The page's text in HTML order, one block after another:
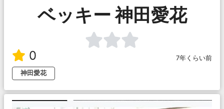
ベッキー 神田愛花
0
7年くらい前
神田愛花